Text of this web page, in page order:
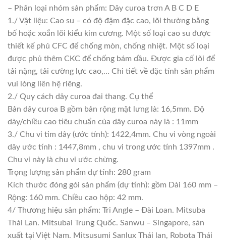
– Phân loại nhóm sản phẩm: Dây curoa trơn A B C D E
1./ Vật liệu: Cao su – có độ đậm đặc cao, lõi thường bằng
bố hoặc xoắn lõi kiểu kim cương. Một số loại cao su được
thiết kế phủ CFC để chống mòn, chống nhiệt. Một số loại
được phủ thêm CKC để chống bám dầu. Được gia cố lõi để
tải nặng, tải cường lực cao,… Chi tiết về đặc tính sản phẩm
vui lòng liên hệ riêng.
2./ Quy cách dây curoa đai thang. Cụ thể
Bản dây curoa B gồm bản rộng mặt lưng là: 16,5mm. Độ
dày/chiều cao tiêu chuẩn của dây curoa này là : 11mm
3./ Chu vi tim dây (ước tính): 1422,4mm. Chu vi vòng ngoài
dây ước tính : 1447,8mm , chu vi trong ước tính 1397mm .
Chu vi này là chu vi ước chừng.
Trọng lượng sản phẩm dự tính: 280 gram
Kích thước đóng gói sản phẩm (dự tính): gồm Dài 160 mm –
Rộng: 160 mm. Chiều cao hộp: 42 mm.
4/ Thương hiệu sản phẩm: Tri Angle – Đài Loan. Mitsuba
Thái Lan. Mitsubai Trung Quốc. Sanwu – Singapore, sản
xuất tại Việt Nam. Mitsusumi Sanlux Thái lan, Robota Thái